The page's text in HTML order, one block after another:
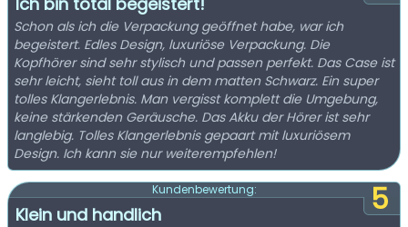
Schon als ich die Verpackung geöffnet habe, war ich
begeistert. Edles Design, luxuriöse Verpackung. Die
Kopfhörer sind sehr stylisch und passen perfekt. Das Case ist
sehr leicht, sieht toll aus in dem matten Schwarz. Ein super
tolles Klangerlebnis. Man vergisst komplett die Umgebung,
keine stärkenden Geräusche. Das Akku der Hörer ist sehr
langlebig. Tolles Klangerlebnis gepaart mit luxuriösem
Design. Ich kann sie nur weiterempfehlen!
5
Kundenbewertung:
Klein und handlich